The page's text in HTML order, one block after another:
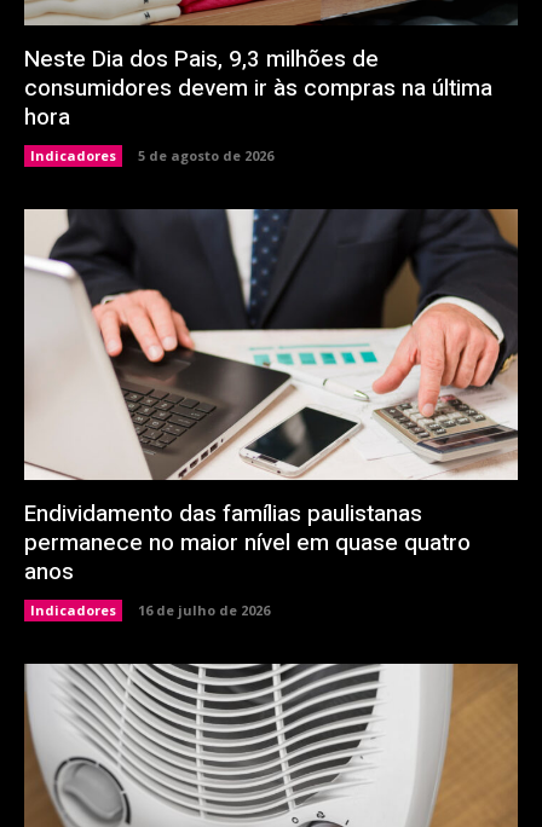
Neste Dia dos Pais, 9,3 milhões de
consumidores devem ir às compras na última
hora
Indicadores 5 de agosto de 2026
Endividamento das famílias paulistanas
permanece no maior nível em quase quatro
anos
Indicadores 16 de julho de 2026